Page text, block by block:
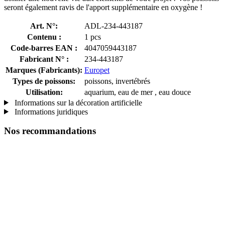
seront également ravis de l'apport supplémentaire en oxygène !
Art. N°:
ADL-234-443187
Contenu :
1 pcs
Code-barres EAN :
4047059443187
Fabricant N° :
234-443187
Marques (Fabricants): Europet
Types de poissons:
poissons, invertébrés
Utilisation:
aquarium, eau de mer , eau douce
Informations sur la décoration artificielle
Informations juridiques
Nos recommandations